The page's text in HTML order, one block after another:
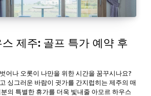
제주: 골프 특가 예약 후
어나 오롯이 나만을 위한 시간을 꿈꾸시나요?
싱그러운 바람이 귓가를 간지럽히는 제주의 매
의 특별한 휴가를 더욱 빛내줄 아모르 하우스